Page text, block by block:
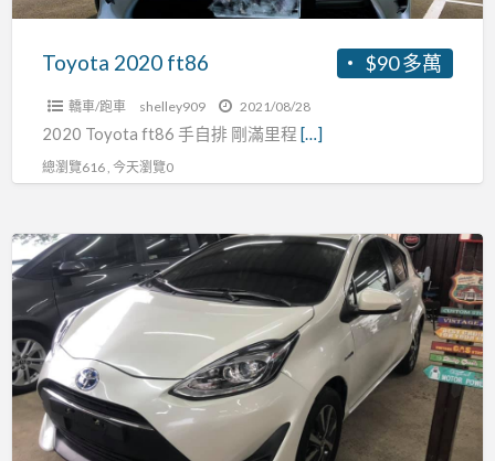
$90 多萬
Toyota 2020 ft86
轎車/跑車 shelley909 2021/08/28
2020 Toyota ft86 手自排 剛滿里程 […]
總瀏覽616 , 今天瀏覽0
Toyota
2019
priusc